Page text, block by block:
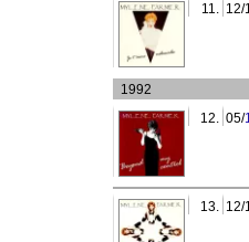
11. 12/
1992
12. 05/
13. 12/